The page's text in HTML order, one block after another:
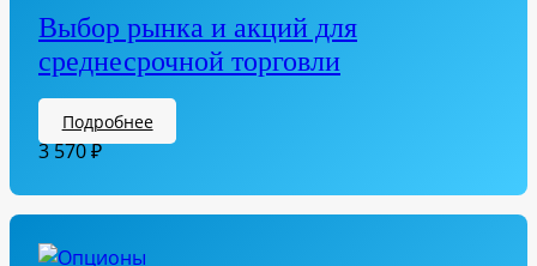
Выбор рынка и акций для
среднесрочной торговли
Подробнее
3 570₽